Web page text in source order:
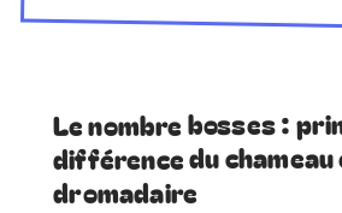
Le nombre bosses :
différence du
dromadaire